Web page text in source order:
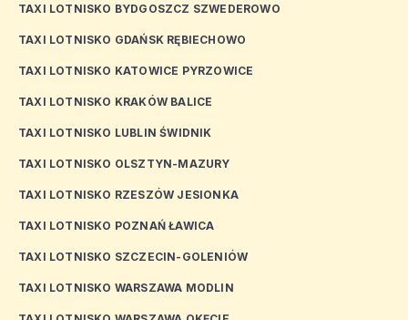
TAXI LOTNISKO BYDGOSZCZ SZWEDEROWO
TAXI LOTNISKO GDAŃSK RĘBIECHOWO
TAXI LOTNISKO KATOWICE PYRZOWICE
TAXI LOTNISKO KRAKÓW BALICE
TAXI LOTNISKO LUBLIN ŚWIDNIK
TAXI LOTNISKO OLSZTYN-MAZURY
TAXI LOTNISKO RZESZÓW JESIONKA
TAXI LOTNISKO POZNAŃ ŁAWICA
TAXI LOTNISKO SZCZECIN-GOLENIÓW
TAXI LOTNISKO WARSZAWA MODLIN